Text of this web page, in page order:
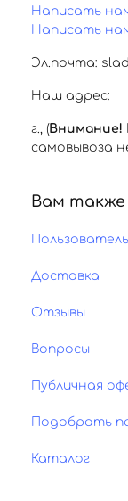
Написать
Написать
Эл.почта:
Наш адрес:
г. , (Внимание!
самовывоза
Вам
Доставка
Отзывы
Вопросы
Публичная
Подобрать
Каталог